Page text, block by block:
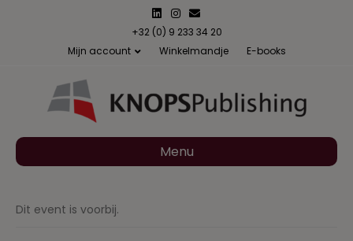
n
n
s
a
m
m
a
l
+32 (0) 9 233 34 20
Mijn account
Winkelmandje E-books
Menu
Dit event is voorbij.